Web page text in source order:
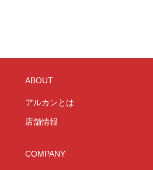
ABOUT
アルカンとは
店舗情報
COMPANY